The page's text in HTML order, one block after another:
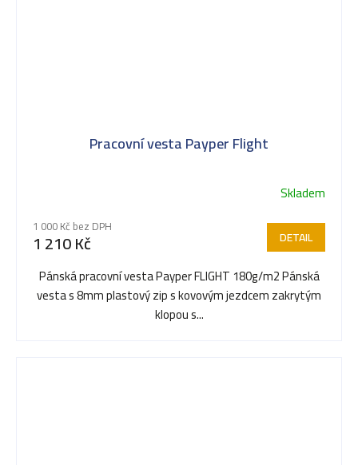
Pracovní vesta Payper Flight
Skladem
1 000 Kč bez DPH
1 210 Kč DETAIL
Pánská pracovní vesta Payper FLIGHT 180g/m2 Pánská
vesta s 8mm plastový zip s kovovým jezdcem zakrytým
klopou s...